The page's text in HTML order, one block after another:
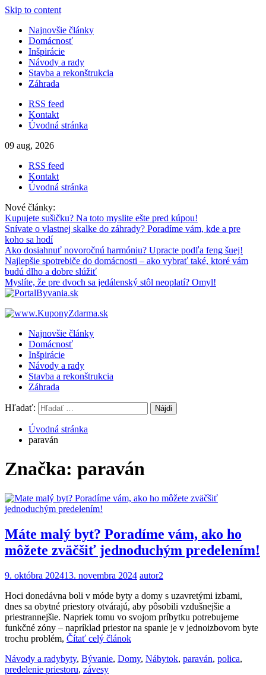
Skip to content
Najnovšie články
Domácnosť
Inšpirácie
Návody a rady
Stavba a rekonštrukcia
Záhrada
RSS feed
Kontakt
Úvodná stránka
09 aug, 2026
RSS feed
Kontakt
Úvodná stránka
Nové články:
Kupujete sušičku? Na toto myslite ešte pred kúpou!
Snívate o vlastnej skalke do záhrady? Poradíme vám, kde a pre
koho sa hodí
Ako dosiahnuť novoročnú harmóniu? Upracte podľa feng šuej!
Najlepšie spotrebiče do domácnosti – ako vybrať také, ktoré vám
budú dlho a dobre slúžiť
Myslíte, že pre dvoch sa jedálenský stôl neoplatí? Omyl!
Najnovšie články
Domácnosť
Inšpirácie
Návody a rady
Stavba a rekonštrukcia
Záhrada
Hľadať:
Úvodná stránka
paraván
Značka: paraván
Máte malý byt? Poradíme vám, ako ho
môžete zväčšiť jednoduchým predelením!
9. októbra 202413. novembra 2024 autor2
Hoci donedávna boli v móde byty a domy s uzavretými izbami,
dnes sa obytné priestory otvárajú, aby pôsobili vzdušnejšie a
priestrannejšie. Napriek tomu vo svojom príbytku potrebujeme
funkčné zóny – napríklad priestor na spanie je v jednoizbovom byte
trochu problém, Čítať celý článok
Návody a radybyty, Bývanie, Domy, Nábytok, paraván, polica,
predelenie priestoru, závesy